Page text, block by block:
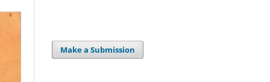
Make a Submission